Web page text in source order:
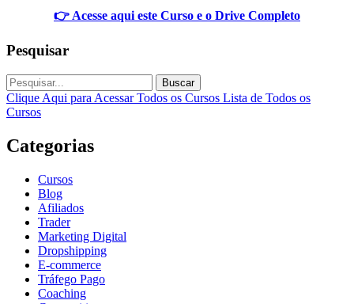
👉 Acesse aqui este Curso e o Drive Completo
Pesquisar
Buscar
Clique Aqui para Acessar Todos os Cursos Lista de Todos os
Cursos
Categorias
Cursos
Blog
Afiliados
Trader
Marketing Digital
Dropshipping
E-commerce
Tráfego Pago
Coaching